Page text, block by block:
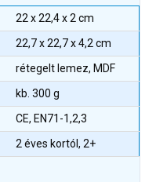
22 x 22,4 x 2 cm
22,7 x 22,7 x 4,2 cm
rétegelt lemez, MDF
kb. 300 g
CE, EN71-1,2,3
2 éves kortól, 2+